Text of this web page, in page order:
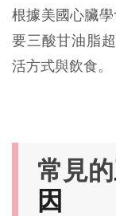
根據美國心臟學
要三酸甘油脂
活方式與飲食。
常見的
因